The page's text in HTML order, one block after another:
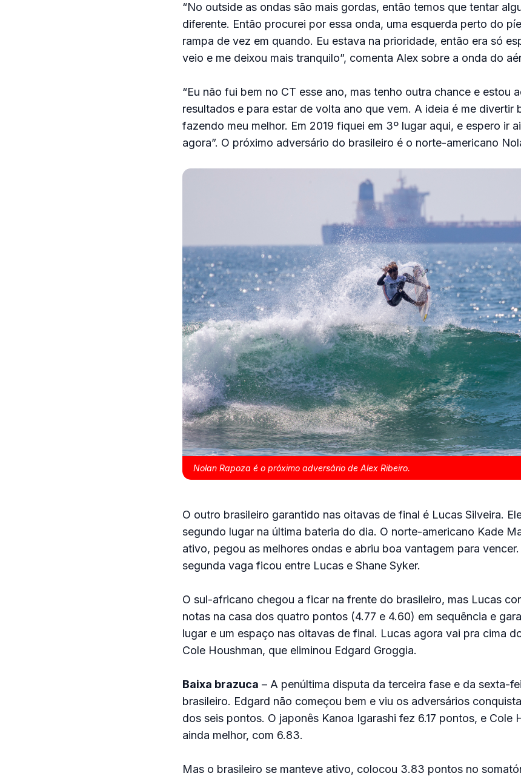
“No outside as ondas são mais gordas, então temos que tentar
diferente. Então procurei por essa onda, uma esquerda perto do
rampa de vez em quando. Eu estava na prioridade, então era só
veio e me deixou mais tranquilo”, comenta Alex sobre a onda do
“Eu não fui bem no CT esse ano, mas tenho outra chance e estou
resultados e para estar de volta ano que vem. A ideia é me divertir
fazendo meu melhor. Em 2019 fiquei em 3º lugar aqui, e espero ir
agora”. O próximo adversário do brasileiro é o norte-americano
Nolan Rapoza é o próximo adversário de Alex Ribeiro.
O outro brasileiro garantido nas oitavas de final é Lucas Silveira.
segundo lugar na última bateria do dia. O norte-americano Kade
ativo, pegou as melhores ondas e abriu boa vantagem para
segunda vaga ficou entre Lucas e Shane Syker.
O sul-africano chegou a ficar na frente do brasileiro, mas Lucas
notas na casa dos quatro pontos (4.77 e 4.60) em sequência e
lugar e um espaço nas oitavas de final. Lucas agora vai pra cima
Cole Houshman, que eliminou Edgard Groggia.
Baixa brazuca – A penúltima disputa da terceira fase e da sexta-
brasileiro. Edgard não começou bem e viu os adversários
dos seis pontos. O japonês Kanoa Igarashi fez 6.17 pontos, e Cole
ainda melhor, com 6.83.
Mas o brasileiro se manteve ativo, colocou 3.83 pontos no